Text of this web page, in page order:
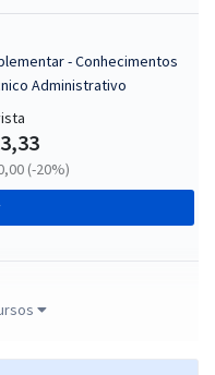
- Conhecimentos
Administrativo
(-20%)
- Conhecimentos